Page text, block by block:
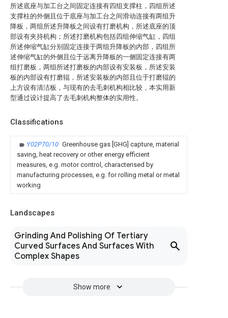
所述底座与加工台之间固定连接有四组支撑柱，四组所述
支撑柱的外侧且位于底座与加工台之间滑动连接有两组升
降板，两组所述升降板之间设有打磨机构，所述底座的顶
部设有夹持机构；所述打磨机构包括四组伸缩气缸，四组
所述伸缩气缸分别固定连接于两组升降板的内部，四组所
述伸缩气缸的外侧且位于远离升降板的一侧固定连接有两
组打磨板，两组所述打磨板的内部设有安装板，所述安装
板的内部设有打磨辊，所述安装板的内部且位于打磨辊的
上方设有清洁板，与现有的去毛刺机构相比较，本实用新
型通过设计提高了去毛刺机构整体的实用性。
Classifications
Y02P70/10 Greenhouse gas [GHG] capture, material
saving, heat recovery or other energy efficient
measures, e.g. motor control, characterised by
manufacturing processes, e.g. for rolling metal or metal
working
Landscapes
Grinding And Polishing Of Tertiary
Curved Surfaces And Surfaces With
Complex Shapes
Show more